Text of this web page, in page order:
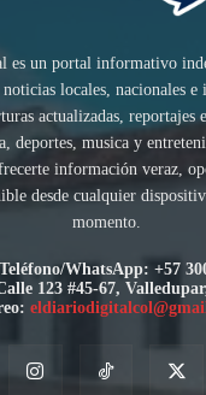
un portal informativo
locales, nacionales
actualizadas, reportajes
deportes, musica y
información veraz,
desde cualquier
momento.
WhatsApp: +57
123 #45-67,